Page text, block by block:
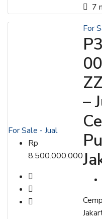
7
For Sale - Jual
Rp
8.500.000.000
For
–